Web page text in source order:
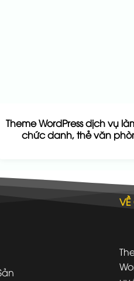
Theme WordPress dịch vụ
chức danh, thẻ văn
VỀ